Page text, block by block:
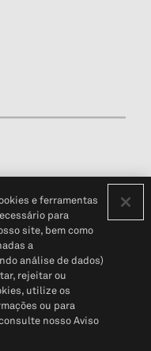
do cliente (em inglês)
© 2026 S&P Global
e ferramentas
para
site, bem como
a
análise de dados)
rejeitar ou
utilize os
ou para
nosso Aviso